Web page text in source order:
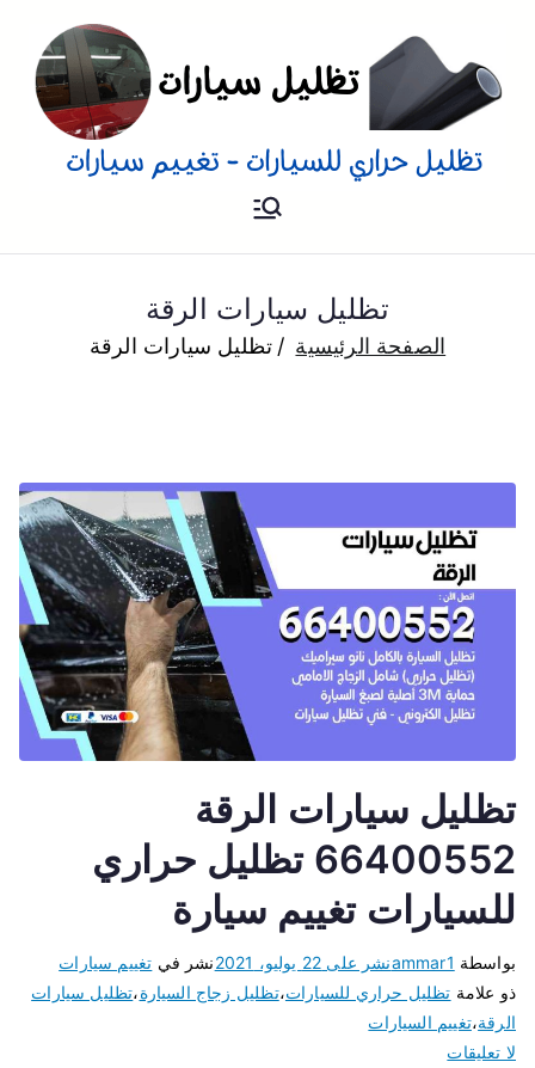
للسياراتتظليل سيارات الرقة
الصفحة الرئيسية تظليل سيارات الرقة
تظليل سيارات الرقة
66400552 تظليل حراري
للسيارات تغييم سيارة
بواسطة ammar1نشر على 22 يوليو، 2021 نشر في تغييم سيارات
ذو علامة تظليل حراري للسيارات،تظليل زجاج السيارة،تظليل سيارات
الرقة،تغييم السيارات
لا تعليقات